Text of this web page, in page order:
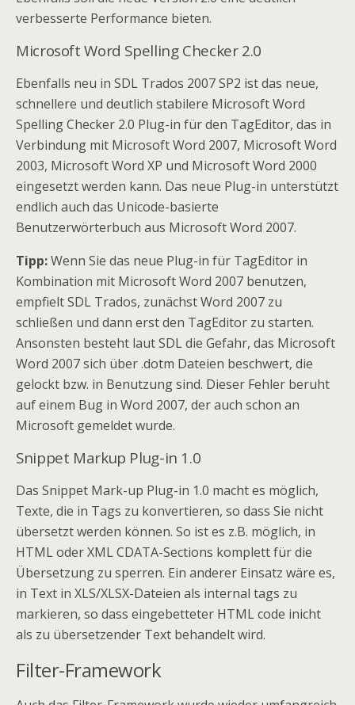
verbesserte Performance bieten.
Microsoft Word Spelling Checker 2.0
Ebenfalls neu in SDL Trados 2007 SP2 ist das neue,
schnellere und deutlich stabilere Microsoft Word
Spelling Checker 2.0 Plug-in für den TagEditor, das in
Verbindung mit Microsoft Word 2007, Microsoft Word
2003, Microsoft Word XP und Microsoft Word 2000
eingesetzt werden kann. Das neue Plug-in unterstützt
endlich auch das Unicode-basierte
Benutzerwörterbuch aus Microsoft Word 2007.
Tipp:Wenn Sie das neue Plug-in für TagEditor in
Kombination mit Microsoft Word 2007 benutzen,
empfielt SDL Trados, zunächst Word 2007 zu
schließen und dann erst den TagEditor zu starten.
Ansonsten besteht laut SDL die Gefahr, das Microsoft
Word 2007 sich über .dotm Dateien beschwert, die
gelockt bzw. in Benutzung sind. Dieser Fehler beruht
auf einem Bug in Word 2007, der auch schon an
Microsoft gemeldet wurde.
Snippet Markup Plug-in 1.0
Das Snippet Mark-up Plug-in 1.0 macht es möglich,
Texte, die in Tags zu konvertieren, so dass Sie nicht
übersetzt werden können. So ist es z.B. möglich, in
HTML oder XML CDATA-Sections komplett für die
Übersetzung zu sperren. Ein anderer Einsatz wäre es,
in Text in XLS/XLSX-Dateien als internal tags zu
markieren, so dass eingebetteter HTML code inicht
als zu übersetzender Text behandelt wird.
Filter-Framework